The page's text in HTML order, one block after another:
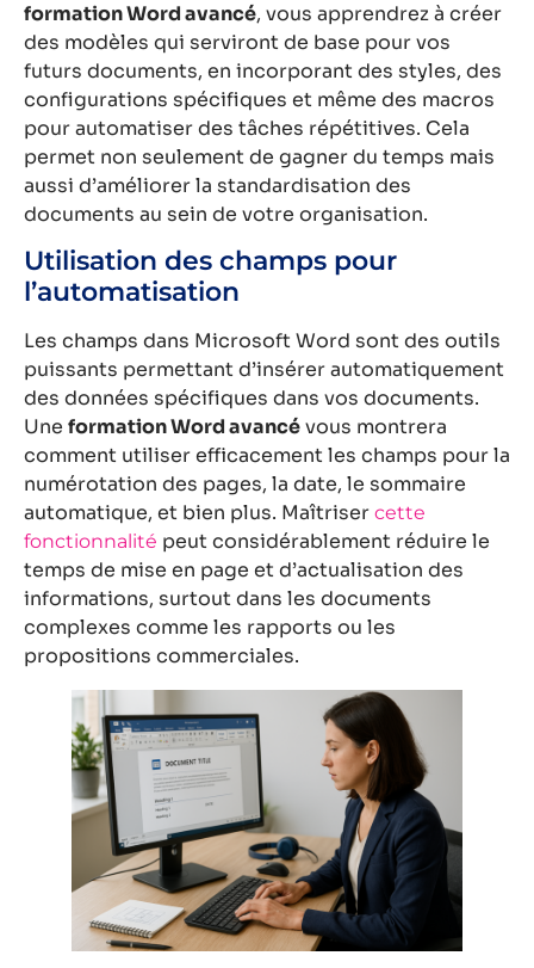
formation Word avancé, vous apprendrez à créer
des modèles qui serviront de base pour vos
futurs documents, en incorporant des styles, des
configurations spécifiques et même des macros
pour automatiser des tâches répétitives. Cela
permet non seulement de gagner du temps mais
aussi d’améliorer la standardisation des
documents au sein de votre organisation.
Utilisation des champs pour
l’automatisation
Les champs dans Microsoft Word sont des outils
puissants permettant d’insérer automatiquement
des données spécifiques dans vos documents.
Une formation Word avancévous montrera
comment utiliser efficacement les champs pour la
numérotation des pages, la date, le sommaire
automatique, et bien plus. Maîtriser cette
fonctionnalité peut considérablement réduire le
temps de mise en page et d’actualisation des
informations, surtout dans les documents
complexes comme les rapports ou les
propositions commerciales.